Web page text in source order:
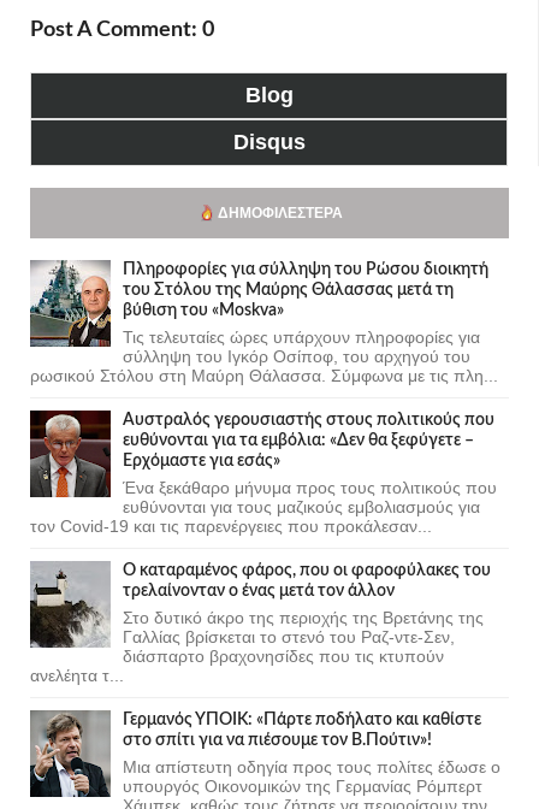
Post A Comment: 0
Blog
Disqus
ΔΗΜΟΦΙΛΈΣΤΕΡΑ
Πληροφορίες για σύλληψη του Ρώσου διοικητή
του Στόλου της Mαύρης Θάλασσας μετά τη
βύθιση του «Moskva»
Τις τελευταίες ώρες υπάρχουν πληροφορίες για
σύλληψη του Ιγκόρ Οσίποφ, του αρχηγού του
ρωσικού Στόλου στη Μαύρη Θάλασσα. Σύμφωνα με τις πλη...
Αυστραλός γερουσιαστής στους πολιτικούς που
ευθύνονται για τα εμβόλια: «Δεν θα ξεφύγετε –
Ερχόμαστε για εσάς»
Ένα ξεκάθαρο μήνυμα προς τους πολιτικούς που
ευθύνονται για τους μαζικούς εμβολιασμούς για
τον Covid-19 και τις παρενέργειες που προκάλεσαν...
Ο καταραμένος φάρος, που οι φαροφύλακες του
τρελαίνονταν ο ένας μετά τον άλλον
Στο δυτικό άκρο της περιοχής της Βρετάνης της
Γαλλίας βρίσκεται το στενό του Ραζ-ντε-Σεν,
διάσπαρτο βραχονησίδες που τις κτυπούν
ανελέητα τ...
Γερμανός ΥΠΟΙΚ: «Πάρτε ποδήλατο και καθίστε
στο σπίτι για να πιέσουμε τον Β.Πούτιν»!
Μια απίστευτη οδηγία προς τους πολίτες έδωσε ο
υπουργός Οικονομικών της Γερμανίας Ρόμπερτ